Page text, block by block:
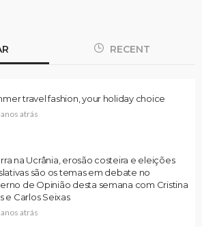
RECENT
travel fashion, your holiday choice
anos atrás
na Ucrânia, erosão costeira e eleições
são os temas em debate no
de Opinião desta semana com Cristina
e Carlos Seixas
atrás